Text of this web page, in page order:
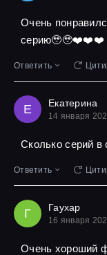
Очень
серию🥹🥹❤️❤️❤️
Ответить
Е Екатерина
14 января
Сколько серий в
Ответить
Г Гаухар
16 января
Очень хороший